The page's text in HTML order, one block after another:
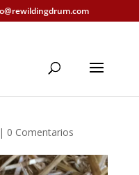
0 Comentarios